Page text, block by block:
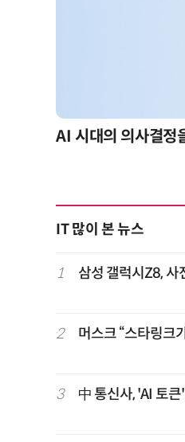
AI 시대의 의사결
IT 많이 본 뉴스
1 삼성 갤럭시Z8,
2 머스크 “스타링크
3 中 통신사, 'AI 토